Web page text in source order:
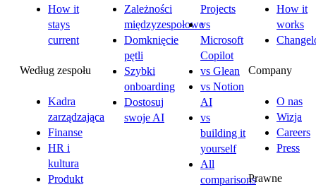
How it
stays
current
Według zespołu
Kadra
zarządzająca
Finanse
HR i
kultura
Produkt
Zależności
międzyzespołowe
Domknięcie
pętli
Szybki
onboarding
Dostosuj
swoje AI
Projects
vs
Microsoft
Copilot
vs Glean
vs Notion
AI
vs
building it
yourself
All
comparisons
How it
works
Company
O nas
Wizja
Careers
Press
Prawne